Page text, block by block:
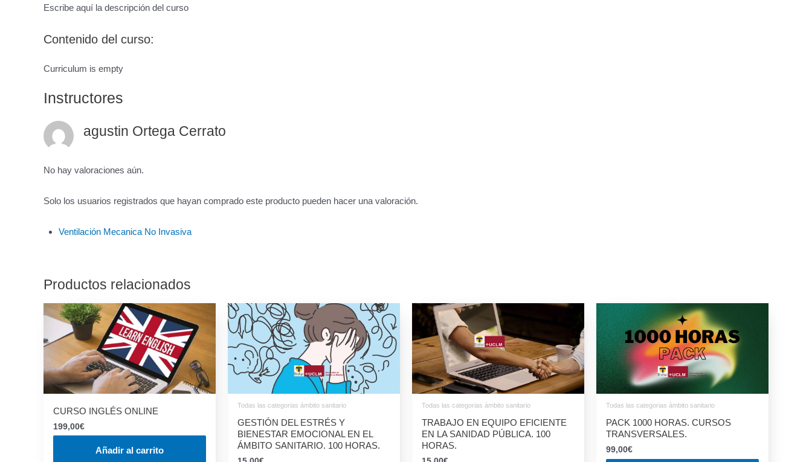
Escribe aquí la descripción del curso
Contenido del curso:
Curriculum is empty
Instructores
agustin Ortega Cerrato
No hay valoraciones aún.
Solo los usuarios registrados que hayan comprado este producto pueden hacer una valoración.
Ventilación Mecanica No Invasiva
Productos relacionados
CURSO INGLÉS ONLINE
199,00€
Añadir al carrito
Todas las categorias ámbito sanitario
GESTIÓN DEL ESTRÉS Y
BIENESTAR EMOCIONAL EN EL
ÁMBITO SANITARIO. 100 HORAS.
Todas las categorias ámbito sanitario
TRABAJO EN EQUIPO EFICIENTE
EN LA SANIDAD PÚBLICA. 100
HORAS.
Todas las categorias ámbito sanitario
PACK 1000 HORAS. CURSOS
TRANSVERSALES.
99,00€